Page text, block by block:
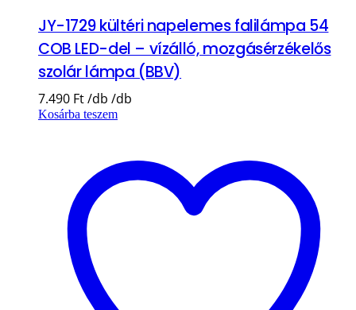
JY-1729 kültéri napelemes falilámpa 54
COB LED-del – vízálló, mozgásérzékelős
szolár lámpa (BBV)
7.490 Ft
Kosárba teszem